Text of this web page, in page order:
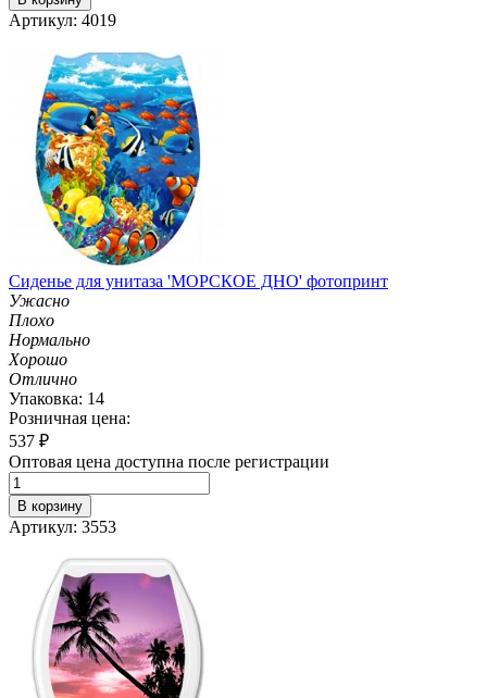
Артикул: 4019
Сиденье для унитаза 'МОРСКОЕ ДНО' фотопринт
Ужасно
Плохо
Нормально
Хорошо
Отлично
Упаковка: 14
Розничная цена:
537 ₽
Оптовая цена доступна после регистрации
В корзину
Артикул: 3553